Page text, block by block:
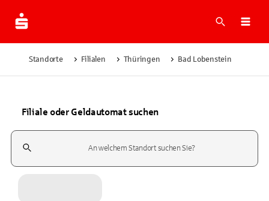
Suche
Standorte Filialen Thüringen Bad Lobenstein
Filiale oder Geldautomat suchen
Suchfeld